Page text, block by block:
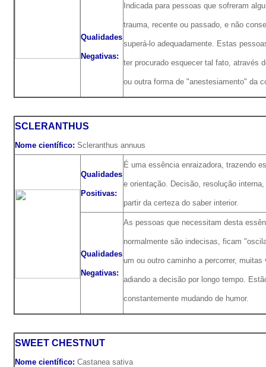
Qualidades
Negativas:
Indicada para pessoas que sofreram
trauma, recente ou passado, e não
superá-lo adequadamente. Estas
ter procurado esquecer tal fato, através
ou outra forma de "anestesiamento" da
SCLERANTHUS
Nome científico: Scleranthus annuus
Qualidades
Positivas:
É uma essência enraizadora, trazendo
e orientação. Decisão, resolução interna,
partir da certeza do saber interior.
Qualidades
Negativas:
As pessoas que necessitam desta
normalmente são indecisas, ficam
um ou outro caminho a percorrer, muitas
adiando a decisão por longo tempo.
constantemente mudando de humor.
SWEET CHESTNUT
Nome científico: Castanea sativa